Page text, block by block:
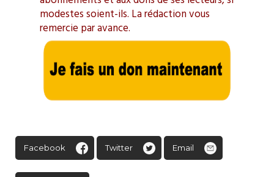
modestes soient-ils. La rédaction vous
remercie par avance.
Facebook Twitter Email